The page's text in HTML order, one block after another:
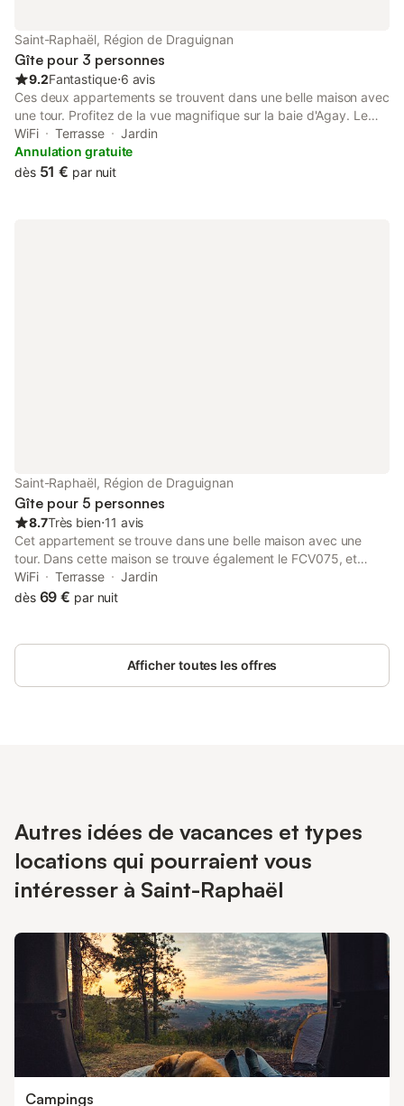
Saint-Raphaël, Région de Draguignan
Gîte pour 3 personnes
9.2Fantastique⋅6 avis
Ces deux appartements se trouvent dans une belle maison avec
une tour. Profitez de la vue magnifique sur la baie d'Agay. Le
FCV075 se trouve au rez-de-chaussée, tandis que le FCV076
est au premier étage. Agay est une petite station balnéaire de la
Côte d'Azur et donc idéale pour de magnifiques vacances à la
WiFi Terrasse
Jardin
Annulation gratuite
dès 51 € par nuit
Saint-Raphaël, Région de Draguignan
Gîte pour 5 personnes
8.7Très bien⋅11 avis
Cet appartement se trouve dans une belle maison avec une
tour. Dans cette maison se trouve également le FCV075, et
ensemble, ces deux logements avec des entrées séparées sont
également idéaux pour les familles voyageant ensemble.
côté.
WiFi Terrasse
Jardin
dès 69 € par nuit
Afficher toutes les offres
Autres idées de vacances et types
locations qui pourraient vous
intéresser à Saint-Raphaël
Campings